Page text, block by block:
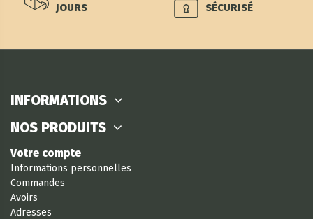
JOURS
SÉCURISÉ
INFORMATIONS
NOS PRODUITS
Votre compte
Informations personnelles
Commandes
Avoirs
Adresses